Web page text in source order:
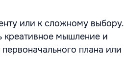
или к сложному выбору.
креативное мышление и
плана или